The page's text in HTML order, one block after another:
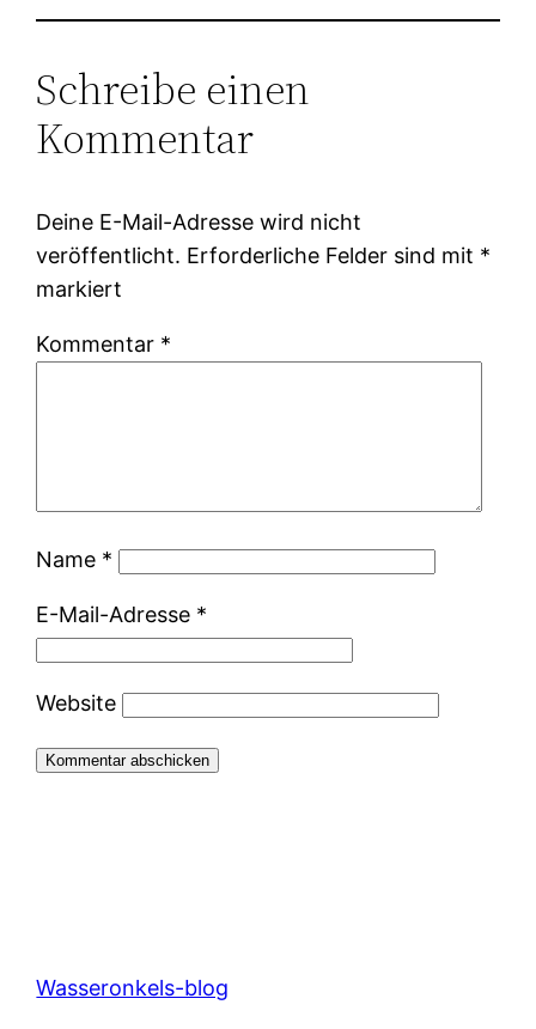
Schreibe einen
Kommentar
Deine E-Mail-Adresse wird nicht
veröffentlicht. Erforderliche Felder sind mit *
markiert
Kommentar *
Name *
E-Mail-Adresse *
Website
Wasseronkels-blog